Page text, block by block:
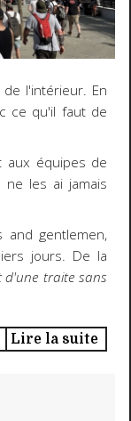
l'intérieur. En
ce qu'il faut de
aux équipes de
ne les ai jamais
and gentlemen,
jours. De la
d'une traite sans
Lire la suite